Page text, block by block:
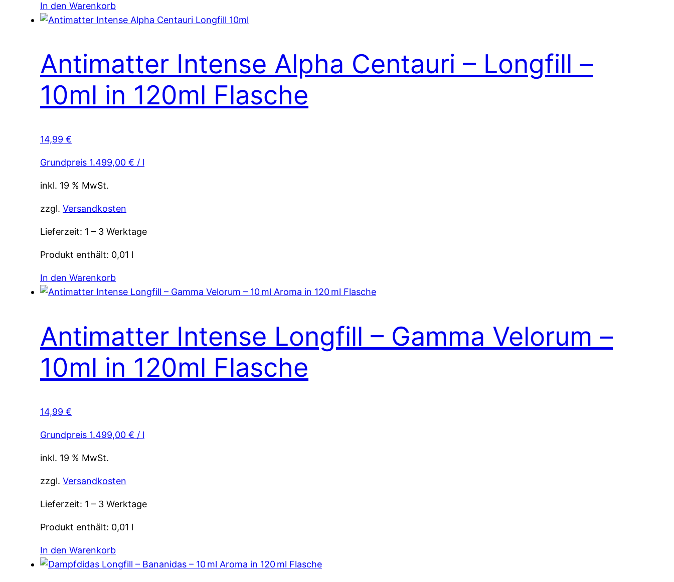
In den Warenkorb
Antimatter Intense Alpha Centauri – Longfill –
10ml in 120ml Flasche
14,99 €
Grundpreis 1.499,00 € / l
inkl. 19 % MwSt.
zzgl. Versandkosten
Lieferzeit: 1 – 3 Werktage
Produkt enthält: 0,01 l
In den Warenkorb
Antimatter Intense Longfill – Gamma Velorum –
10ml in 120ml Flasche
14,99 €
Grundpreis 1.499,00 € / l
inkl. 19 % MwSt.
zzgl. Versandkosten
Lieferzeit: 1 – 3 Werktage
Produkt enthält: 0,01 l
In den Warenkorb